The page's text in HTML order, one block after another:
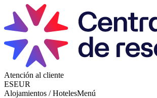
Atención al cliente
ESEUR
Alojamientos / HotelesMenú